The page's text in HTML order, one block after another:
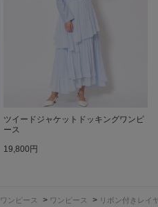
ツイードジャケットドッキングワンピ
ース
19,800円
ワンピース > ワンピース > リボン付きレイ